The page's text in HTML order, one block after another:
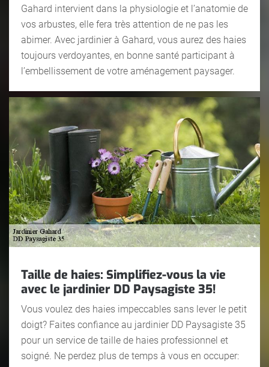
Gahard intervient dans la physiologie et l’anatomie de
vos arbustes, elle fera très attention de ne pas les
abimer. Avec jardinier à Gahard, vous aurez des haies
toujours verdoyantes, en bonne santé participant à
l’embellissement de votre aménagement paysager.
Taille de haies: Simplifiez-vous la vie
avec le jardinier DD Paysagiste 35!
Vous voulez des haies impeccables sans lever le petit
doigt? Faites confiance au jardinier DD Paysagiste 35
pour un service de taille de haies professionnel et
soigné. Ne perdez plus de temps à vous en occuper: